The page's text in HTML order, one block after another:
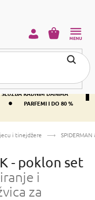
€ •
400+ SVJETSKI
RADNIM DANIMA
•
PARFEMI I DO 80 %
KOŠARICA
i tinejdžere
- poklon set
i
za